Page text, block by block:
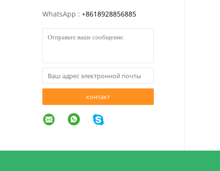
WhatsApp : +8618928856885
контакт